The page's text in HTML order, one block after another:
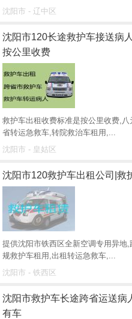
沈阳市 - 辽中区
沈阳市120长途救护车接送病
按公里收费
救护车出租收费标准是按公里收费,
省转运急救车,转院救治车租用,...
沈阳市 - 皇姑区
沈阳市120救护车出租公司|救
提供沈阳市铁西区全新空调专用异地
规救护车租用,出租转运急救车,...
沈阳市 - 铁西区
沈阳市救护车长途跨省运送病
有车